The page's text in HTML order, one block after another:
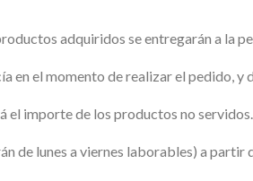
adquiridos se entregarán a la
en el momento de realizar el pedido, y
el importe de los productos no servidos.
de lunes a viernes laborables) a